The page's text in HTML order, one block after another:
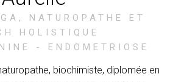
NATUROPATHE ET
HOLISTIQUE
- ENDOMETRIOSE
biochimiste, diplomée en